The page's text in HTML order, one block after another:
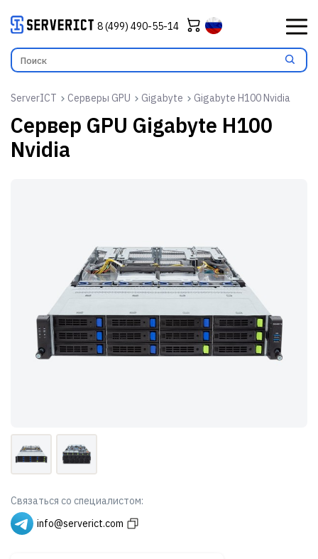
8 (499) 490-55-14
ServerICT Серверы GPU Gigabyte Gigabyte H100 Nvidia
Сервер GPU Gigabyte H100
Nvidia
Связаться со специалистом:
info@serverict.com